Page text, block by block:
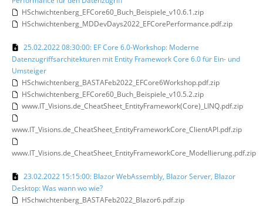
HSchwichtenberg_EFCore60_Buch_Beispiele_v10.6.1.zip
HSchwichtenberg_MDDevDays2022_EFCorePerformance.pdf.zip
25.02.2022 08:30:00: EF Core 6.0-Workshop: Moderne
Datenzugriffsarchitekturen mit Entity Framework Core 6.0 für Ein- und
Umsteiger
HSchwichtenberg_BASTAFeb2022_EFCore6Workshop.pdf.zip
HSchwichtenberg_EFCore60_Buch_Beispiele_v10.5.2.zip
www.IT_Visions.de_CheatSheet_EntityFramework(Core)_LINQ.pdf.zip
www.IT_Visions.de_CheatSheet_EntityFrameworkCore_ClientAPI.pdf.zip
www.IT_Visions.de_CheatSheet_EntityFrameworkCore_Modellierung.pdf.zip
23.02.2022 15:15:00: Blazor WebAssembly, Blazor Server, Blazor
Desktop: Was wann wo wie?
HSchwichtenberg_BASTAFeb2022_Blazor6.pdf.zip